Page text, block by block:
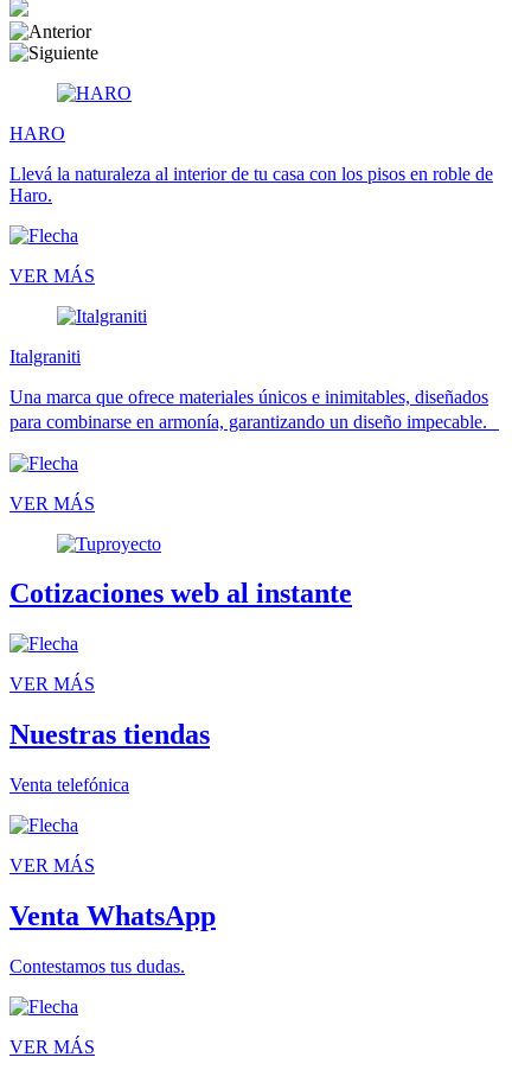
HARO
Llevá la naturaleza al interior de tu casa con los pisos en roble de
Haro.
VER MÁS
Italgraniti
Una marca que ofrece materiales únicos e inimitables, diseñados
para combinarse en armonía, garantizando un diseño impecable.
VER MÁS
Cotizaciones web al instante
VER MÁS
Nuestras tiendas
Venta telefónica
VER MÁS
Venta WhatsApp
Contestamos tus dudas.
VER MÁS